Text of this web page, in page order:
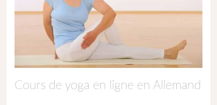
Cours de yoga en ligne en Allemand